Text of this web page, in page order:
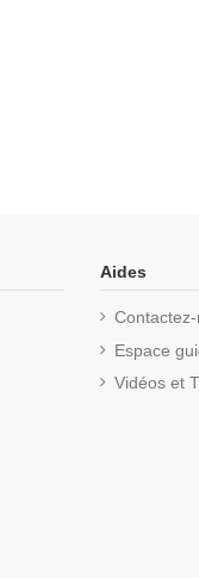
Aides
Espace
Vidéos et